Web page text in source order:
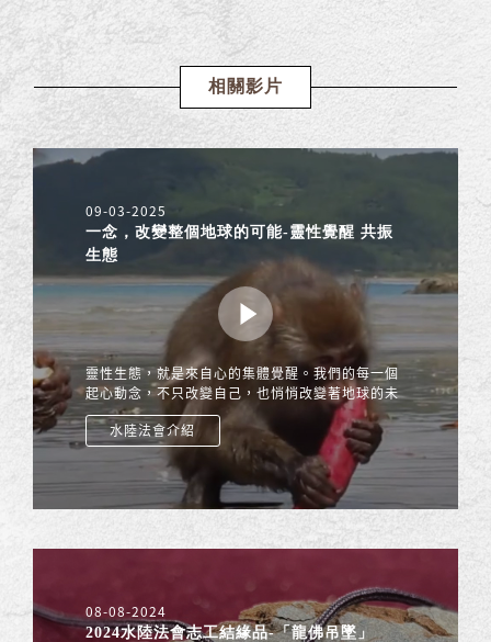
相關影片
09-03-2025
一念，改變整個地球的可能-靈性覺醒 共振
生態
靈性生態，就是來自心的集體覺醒。我們的每一個
起心動念，不只改變自己，也悄悄改變著地球的未
來。心道法師說：「整個地球生態，就是一個大的
水陸壇場！」
水陸法會介紹
08-08-2024
2024水陸法會志工結緣品-「龍佛吊墜」